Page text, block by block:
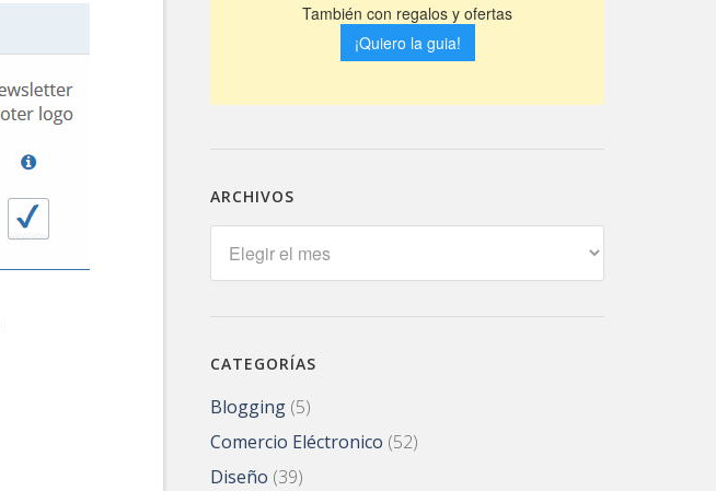
ARCHIVOS
CATEGORÍAS
Blogging (5)
Comercio Eléctronico (52)
Diseño (39)